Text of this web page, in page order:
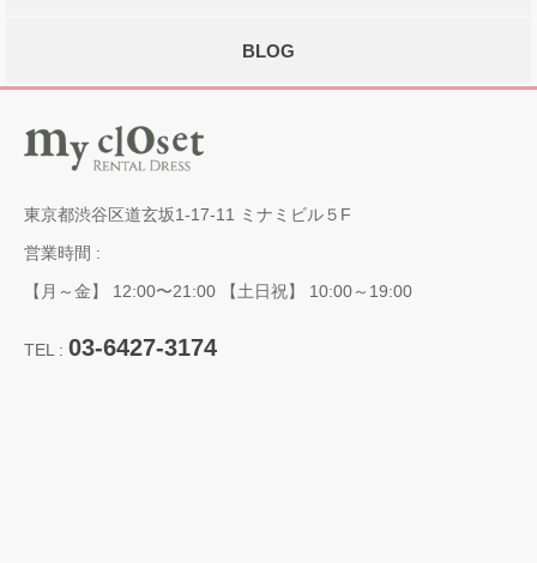
BLOG
東京都渋谷区道玄坂1-17-11 ミナミビル５F
営業時間 :
【月～金】 12:00〜21:00 【土日祝】 10:00～19:00
TEL : 03-6427-3174